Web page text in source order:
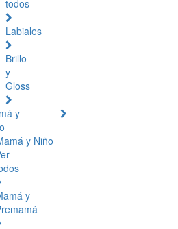
todos
Labiales
Brillo
y
Gloss
y
y Niño
y